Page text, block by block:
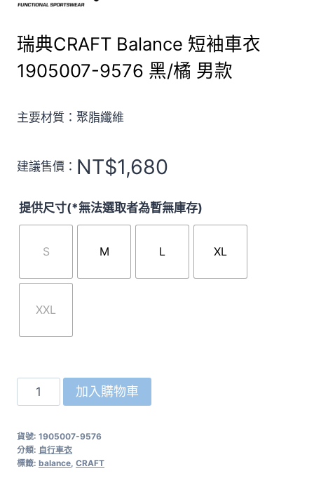
瑞典CRAFT Balance 短袖車衣
1905007-9576 黑/橘 男款
主要材質：聚脂纖維
建議售價： NT$1,680
提供尺寸(*無法選取者為暫無庫存)
S M L XL
XXL
典
Balance
短
加入購物車
貨號: 1905007-9576
分類: 自行車衣
標籤: balance CRAFT